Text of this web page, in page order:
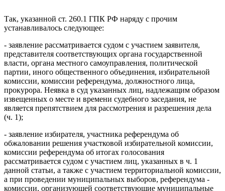
Так, указанной ст. 260.1 ГПК РФ наряду с прочим
устанавливалось следующее:
- заявление рассматривается судом с участием заявителя,
представителя соответствующих органа государственной
власти, органа местного самоуправления, политической
партии, иного общественного объединения, избирательной
комиссии, комиссии референдума, должностного лица,
прокурора. Неявка в суд указанных лиц, надлежащим образом
извещенных о месте и времени судебного заседания, не
является препятствием для рассмотрения и разрешения дела
(ч. 1);
- заявление избирателя, участника референдума об
обжаловании решения участковой избирательной комиссии,
комиссии референдума об итогах голосования
рассматривается судом с участием лиц, указанных в ч. 1
данной статьи, а также с участием территориальной комиссии,
а при проведении муниципальных выборов, референдума -
комиссии, организующей соответствующие муниципальные